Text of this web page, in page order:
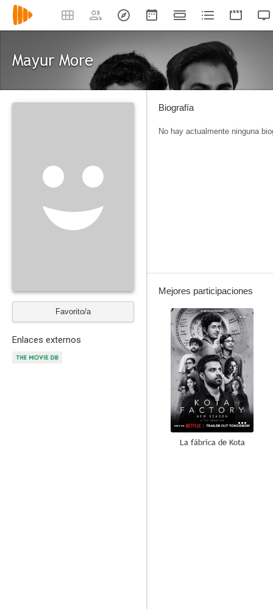
Mayur More
Favorito/a
Enlaces externos
Biografía
No hay actualmente ninguna
Mejores participaciones
--
La fábrica de Kota